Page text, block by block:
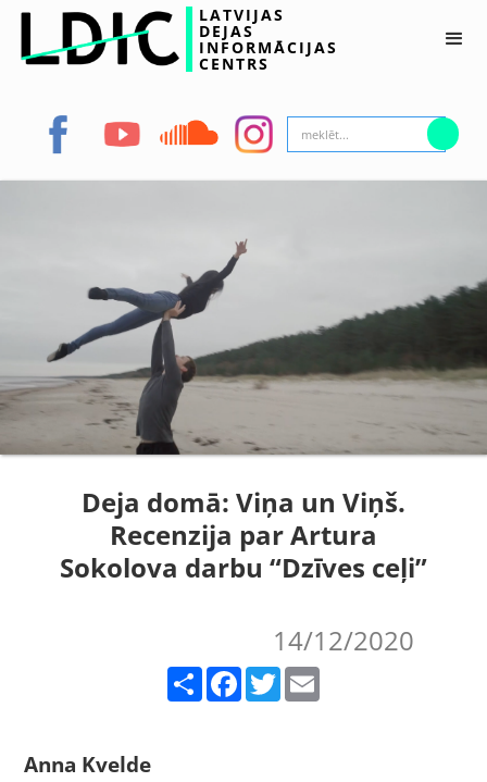
LATVIJAS
DEJAS
INFORMĀCIJAS
CENTRS
Deja domā: Viņa un Viņš.
Recenzija par Artura
Sokolova darbu “Dzīves ceļi”
14/12/2020
Facebook Twitter
Anna Kvelde